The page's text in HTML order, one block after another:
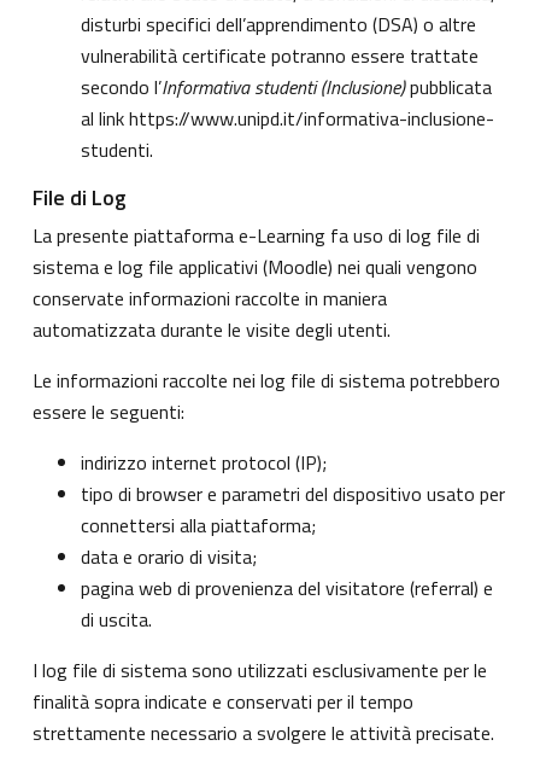
disturbi specifici dell’apprendimento (DSA) o altre
vulnerabilità certificate potranno essere trattate
secondo l’Informativa studenti (Inclusione)pubblicata
al linkhttps://www.unipd.it/informativa-inclusione-
studenti.
File di Log
La presente piattaforma e-Learning fa uso di log file di
sistema e log file applicativi (Moodle) nei quali vengono
conservate informazioni raccolte in maniera
automatizzata durante le visite degli utenti.
Le informazioni raccolte nei log file di sistema potrebbero
essere le seguenti:
indirizzo internet protocol (IP);
tipo di browser e parametri del dispositivo usato per
connettersi alla piattaforma;
data e orario di visita;
pagina web di provenienza del visitatore (referral) e
di uscita.
I log file di sistema sono utilizzati esclusivamente per le
finalità sopra indicate e conservati per il tempo
strettamente necessario a svolgere le attività precisate.